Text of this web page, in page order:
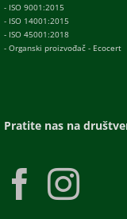
- ISO 9001:2015
- ISO 14001:2015
- ISO 45001:2018
- Organski proizvođač - Ecocert
Pratite nas na